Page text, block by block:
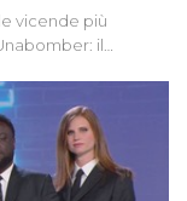
vicende più
il
essere ancora in
sul Mostro di
oggi avvolte in un
speciale anche
ne...